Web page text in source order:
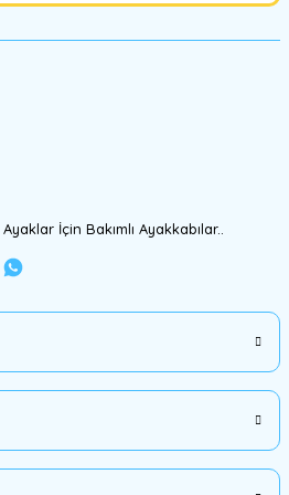
İçin Bakımlı Ayakkabılar..